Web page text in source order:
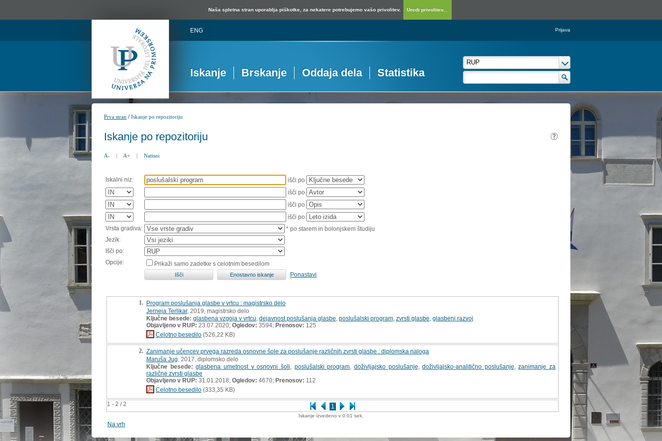
Naša spletna stran uporablja piškotke, za nekatere potrebujemo vašo privolitev. Uredi privolitev...
ENG Prijava
Iskanje Brskanje Oddaja dela Statistika
Prva stran /Iskanje po repozitoriju
Iskanje po repozitoriju
A- | A+ | Natisni
Iskalni niz:
išči po
išči po
išči po
išči po
Vrsta gradiva:
* po starem in bolonjskem študiju
Jezik:
Išči po:
Opcije:
Prikaži samo zadetke s celotnim besedilom
Ponastavi
1 - 2 / 2 1
1. Program poslušanja glasbe v vrtcu : magistrsko delo
Jerneja Terlikar, 2019, magistrsko delo
Ključne besede: glasbena vzgoja v vrtcu dejavnost poslušanja glasbe poslušalski program zvrsti glasbe glasbeni razvoj
Objavljeno v RUP: 23.07.2020; Ogledov: 3594; Prenosov: 125
Celotno besedilo (526,22 KB)
2. Zanimanje učencev prvega razreda osnovne šole za poslušanje različnih zvrsti glasbe : diplomska naloga
Maruša Jug , 2017, diplomsko delo
Ključne besede: glasbena umetnost v osnovni šoli poslušalski program doživljajsko poslušanje ,doživljajsko-analitično poslušanje ,zanimanje za
različne zvrsti glasbe
Objavljeno v RUP: 31.01.2018; Ogledov: 4670; Prenosov: 112
Celotno besedilo (333,35 KB)
Iskanje izvedeno v 0.01 sek.
Na vrh